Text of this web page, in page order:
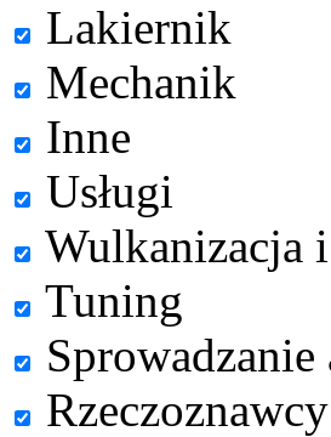
Lakiernik
Mechanik
Inne
Usługi
Wulkanizacja
Tuning
Sprowadzanie
Rzeczoznawcy